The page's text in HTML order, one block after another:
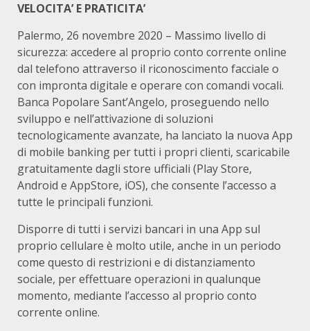
VELOCITA’ E PRATICITA’
Palermo, 26 novembre 2020 – Massimo livello di
sicurezza: accedere al proprio conto corrente online
dal telefono attraverso il riconoscimento facciale o
con impronta digitale e operare con comandi vocali.
Banca Popolare Sant’Angelo, proseguendo nello
sviluppo e nell’attivazione di soluzioni
tecnologicamente avanzate, ha lanciato la nuova App
di mobile banking per tutti i propri clienti, scaricabile
gratuitamente dagli store ufficiali (Play Store,
Android e AppStore, iOS), che consente l’accesso a
tutte le principali funzioni.
Disporre di tutti i servizi bancari in una App sul
proprio cellulare è molto utile, anche in un periodo
come questo di restrizioni e di distanziamento
sociale, per effettuare operazioni in qualunque
momento, mediante l’accesso al proprio conto
corrente online.